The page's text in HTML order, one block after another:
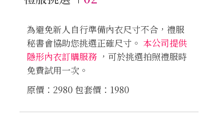
為避免新人自行準備內衣尺寸不合，禮服
秘書會協助您挑選正確尺寸。 本公司提供
隱形內衣訂購服務 ，可於挑選拍照禮服時
免費試用一次。
原價：2980 包套價：1980